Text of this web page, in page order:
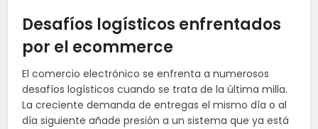
Desafíos logísticos enfrentados
por el ecommerce
El comercio electrónico se enfrenta a numerosos
desafíos logísticos cuando se trata de la última milla.
La creciente demanda de entregas el mismo día o al
día siguiente añade presión a un sistema que ya está